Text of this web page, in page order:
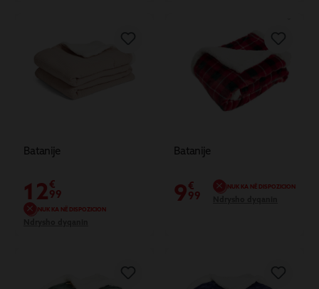
Batanije
12€
99
NUK KA NË DISPOZICION
Batanije
9€
99
NUK KA NË DISPOZICION